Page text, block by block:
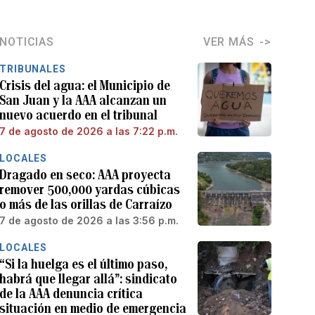
NOTICIAS VER MÁS
TRIBUNALES
Crisis del agua: el Municipio de
San Juan y la AAA alcanzan un
nuevo acuerdo en el tribunal
7 de agosto de 2026 a las 7:22 p.m.
LOCALES
Dragado en seco: AAA proyecta
remover 500,000 yardas cúbicas
o más de las orillas de Carraízo
7 de agosto de 2026 a las 3:56 p.m.
LOCALES
“Si la huelga es el último paso,
habrá que llegar allá”: sindicato
de la AAA denuncia crítica
situación en medio de emergencia